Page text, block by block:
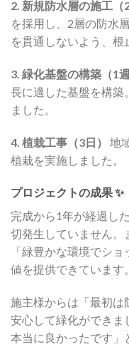
2. 新規防水層の施工（2
を採用し、2層の防水
を貫通しないよう、根
3. 緑化基盤の構築（1週
長に適した基盤を構築
ました。
4. 植栽工事（3日）
地
植栽を実施しました。
プロジェクトの成果 ✨
完成から1年が経過し
切発生していません。
「緑豊かな環境でシ
値を提供できています。
施主様からは「最初は
安心して緑化ができま
本当に良かったです」